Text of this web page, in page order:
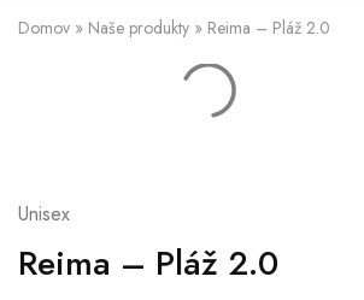
Domov » Naše produkty » Reima – Pláž 2.0
Unisex
Reima – Pláž 2.0